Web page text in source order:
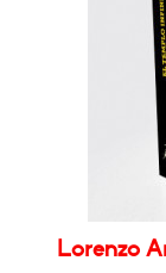
Lorenzo